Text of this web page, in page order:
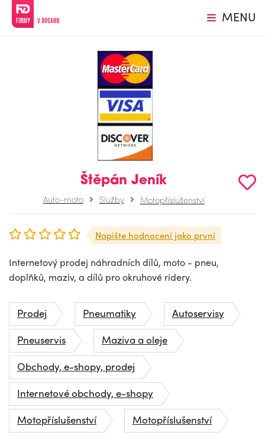
MENU
Štěpán Jeník
Auto-moto Služby Motopříslušenství
Napište hodnocení jako první
Internetový prodej náhradních dílů, moto - pneu,
doplňků, maziv, a dílů pro okruhové ridery.
Prodej Pneumatiky
Autoservisy
Pneuservis
Maziva a oleje
Obchody, e-shopy, prodej
Internetové obchody, e-shopy
Motopříslušenství
Motopříslušenství